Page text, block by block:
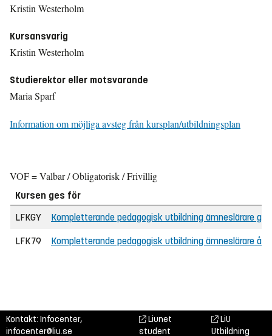
Kristin Westerholm
Kursansvarig
Kristin Westerholm
Studierektor eller motsvarande
Maria Sparf
Information om möjliga avsteg från kursplan/utbildningsplan
VOF = Valbar / Obligatorisk / Frivillig
Kursen ges för
LFKGY
Kompletterande pedagogisk utbildning ämneslärare
LFK79 Kompletterande pedagogisk utbildning ämneslärare
Kontakt: Infocenter,
infocenter@liu.se
Liunet
student
LiU
Utbildning